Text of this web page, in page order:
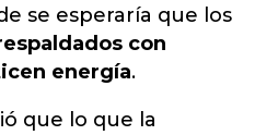
se esperaría que los
con
energía.
que lo que la